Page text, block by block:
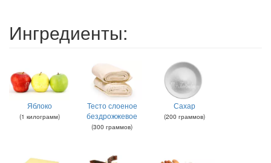
Ингредиенты:
Яблоко
(1 килограмм)
Тесто слоеное
бездрожжевое
(300 граммов)
Сахар
(200 граммов)